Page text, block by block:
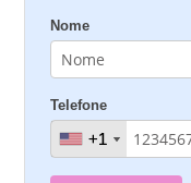
Nome
Telefone
+1
+1